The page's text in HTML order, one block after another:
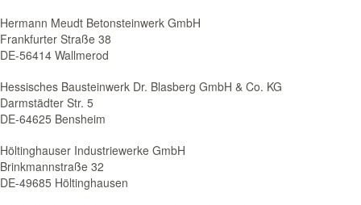
Hermann Meudt Betonsteinwerk GmbH
Frankfurter Straße 38
DE-56414 Wallmerod
Hessisches Bausteinwerk Dr. Blasberg GmbH & Co. KG
Darmstädter Str. 5
DE-64625 Bensheim
Höltinghauser Industriewerke GmbH
Brinkmannstraße 32
DE-49685 Höltinghausen